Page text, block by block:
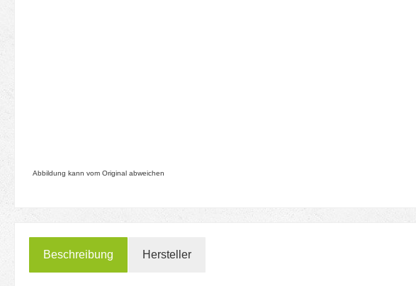
Abbildung kann vom Original abweichen
Beschreibung Hersteller